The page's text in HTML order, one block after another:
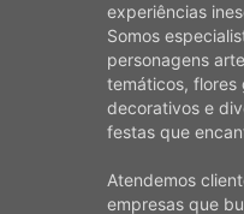
experiências
Somos
personagens
temáticos, flores
decorativos e
festas que
Atendemos
empresas que